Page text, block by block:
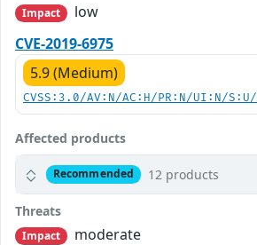
Impact
low
CVE-2019-6975
5.9 (Medium)
CVSS:3.0/AV:N/AC:H/PR:N/UI:N/
Affected products
Recommended 12 products
Threats
Impact
moderate